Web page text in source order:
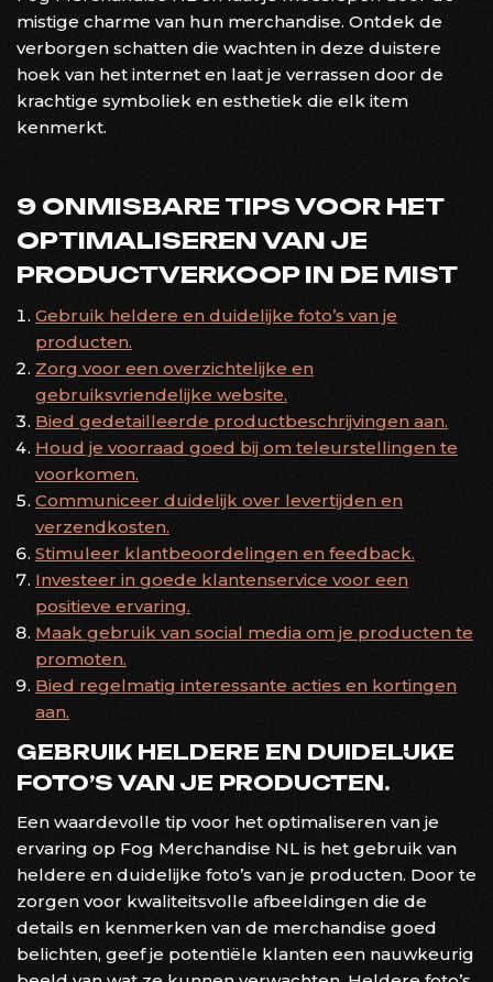
mistige charme van hun merchandise. Ontdek de
verborgen schatten die wachten in deze duistere
hoek van het internet en laat je verrassen door de
krachtige symboliek en esthetiek die elk item
kenmerkt.
9 ONMISBARE TIPS VOOR HET
OPTIMALISEREN VAN JE
PRODUCTVERKOOP IN DE MIST
Gebruik heldere en duidelijke foto’s van je
producten.
Zorg voor een overzichtelijke en
gebruiksvriendelijke website.
Bied gedetailleerde productbeschrijvingen aan.
Houd je voorraad goed bij om teleurstellingen te
voorkomen.
Communiceer duidelijk over levertijden en
verzendkosten.
Stimuleer klantbeoordelingen en feedback.
Investeer in goede klantenservice voor een
positieve ervaring.
Maak gebruik van social media om je producten te
promoten.
Bied regelmatig interessante acties en kortingen
aan.
GEBRUIK HELDERE EN DUIDELIJKE
FOTO’S VAN JE PRODUCTEN.
Een waardevolle tip voor het optimaliseren van je
ervaring op Fog Merchandise NL is het gebruik van
heldere en duidelijke foto’s van je producten. Door te
zorgen voor kwaliteitsvolle afbeeldingen die de
details en kenmerken van de merchandise goed
belichten, geef je potentiële klanten een nauwkeurig